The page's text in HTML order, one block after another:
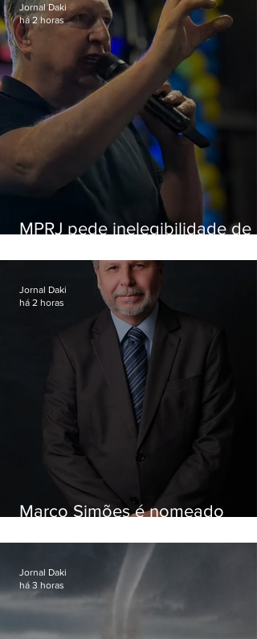
MPRJ pede inelegibilidade de
Jornal Daki
há 2 horas
Marco Simões é nomeado
Jornal Daki
há 2 horas
Jornal Daki
há 3 horas